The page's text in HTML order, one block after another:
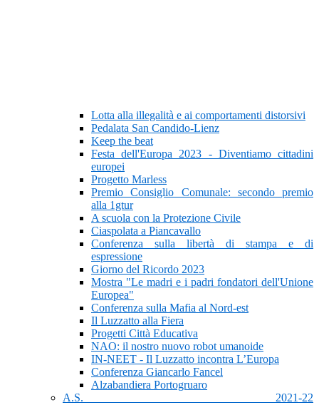
Lotta alla illegalità e ai comportamenti distorsivi
Pedalata San Candido-Lienz
Keep the beat
Festa dell'Europa 2023 - Diventiamo cittadini
europei
Progetto Marless
Premio Consiglio Comunale: secondo premio
alla 1gtur
A scuola con la Protezione Civile
Ciaspolata a Piancavallo
Conferenza sulla libertà di stampa e di
espressione
Giorno del Ricordo 2023
Mostra "Le madri e i padri fondatori dell'Unione
Europea"
Conferenza sulla Mafia al Nord-est
Il Luzzatto alla Fiera
Progetti Città Educativa
NAO: il nostro nuovo robot umanoide
IN-NEET - Il Luzzatto incontra L’Europa
Conferenza Giancarlo Fancel
Alzabandiera Portogruaro
A.S. 2021-22